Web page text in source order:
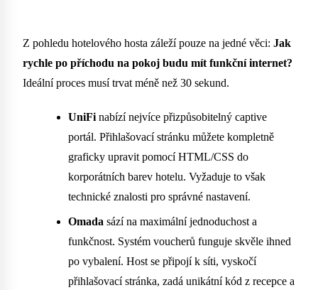
Z pohledu hotelového hosta záleží pouze na jedné věci: Jak
rychle po příchodu na pokoj budu mít funkční internet?
Ideální proces musí trvat méně než 30 sekund.
UniFi nabízí nejvíce přizpůsobitelný captive
portál. Přihlašovací stránku můžete kompletně
graficky upravit pomocí HTML/CSS do
korporátních barev hotelu. Vyžaduje to však
technické znalosti pro správné nastavení.
Omada sází na maximální jednoduchost a
funkčnost. Systém voucherů funguje skvěle ihned
po vybalení. Host se připojí k síti, vyskočí
přihlašovací stránka, zadá unikátní kód z recepce a